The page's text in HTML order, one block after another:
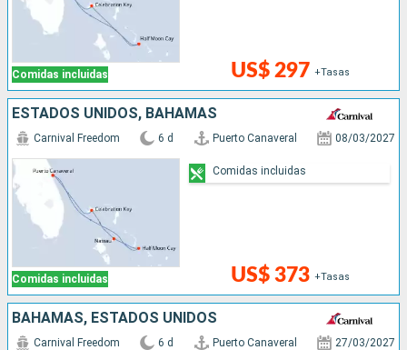
Comidas incluidas US$ 297 +Tasas
ESTADOS UNIDOS, BAHAMAS
Comidas incluidas
Carnival Freedom 6 d Puerto Canaveral 08/03/2027
US$ 373 +Tasas
Comidas incluidas
BAHAMAS, ESTADOS UNIDOS
Carnival Freedom 6 d Puerto Canaveral 27/03/2027